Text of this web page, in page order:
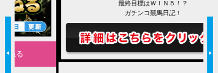
最終目標はＷＩＮ５！？
ガチンコ競馬日記！